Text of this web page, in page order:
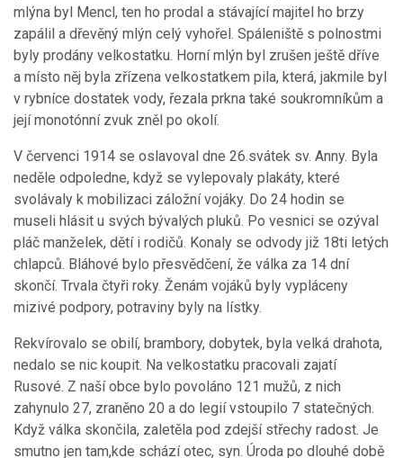
mlýna byl Mencl, ten ho prodal a stávající majitel ho brzy
zapálil a dřevěný mlýn celý vyhořel. Spáleniště s polnostmi
byly prodány velkostatku. Horní mlýn byl zrušen ještě dříve
a místo něj byla zřízena velkostatkem pila, která, jakmile byl
v rybníce dostatek vody, řezala prkna také soukromníkům a
její monotónní zvuk zněl po okolí.
V červenci 1914 se oslavoval dne 26.svátek sv. Anny. Byla
neděle odpoledne, když se vylepovaly plakáty, které
svolávaly k mobilizaci záložní vojáky. Do 24 hodin se
museli hlásit u svých bývalých pluků. Po vesnici se ozýval
pláč manželek, dětí i rodičů. Konaly se odvody již 18ti letých
chlapců. Bláhové bylo přesvědčení, že válka za 14 dní
skončí. Trvala čtyři roky. Ženám vojáků byly vypláceny
mizivé podpory, potraviny byly na lístky.
Rekvírovalo se obilí, brambory, dobytek, byla velká drahota,
nedalo se nic koupit. Na velkostatku pracovali zajatí
Rusové. Z naší obce bylo povoláno 121 mužů, z nich
zahynulo 27, zraněno 20 a do legií vstoupilo 7 statečných.
Když válka skončila, zaletěla pod zdejší střechy radost. Je
smutno jen tam,kde schází otec, syn. Úroda po dlouhé době